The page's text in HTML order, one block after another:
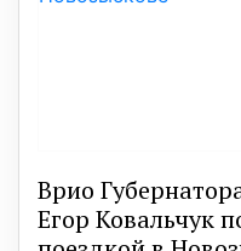
Врио
Егор Ковальчук